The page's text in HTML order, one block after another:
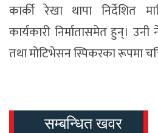
कार्की रेखा थापा निर्देशित
कार्यकारी निर्मातासमेत हुन्।
तथा मोटिभेसन स्पिकरका रूपमा
सम्बन्धित खवर